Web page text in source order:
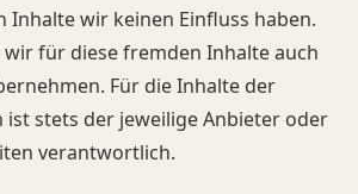
Inhalte wir keinen Einfluss haben.
für diese fremden Inhalte auch
Für die Inhalte der
ist stets der jeweilige Anbieter oder
verantwortlich.